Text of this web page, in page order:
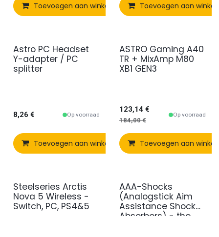
Toevoegen aan winkelmandje Vergelijken
Toevoegen aan
Astro PC Headset
Y-adapter / PC
splitter
8,26 € Op voorraad
Toevoegen aan winkelmandje Vergelijken
Promo
ASTRO Gaming A40
TR + MixAmp M80
XB1 GEN3
123,14€
184,00€
Op voorraad
Toevoegen aan
Steelseries Arctis
Nova 5 Wireless -
Switch, PC, PS4&5
AAA-Shocks
(Analogstick Aim
Assistance Shock
Absorbers) - the